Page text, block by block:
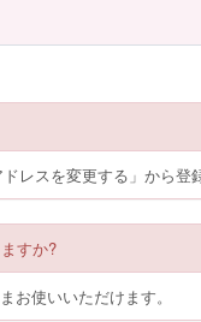
レスを変更する」から
すか?
お使いいただけます。